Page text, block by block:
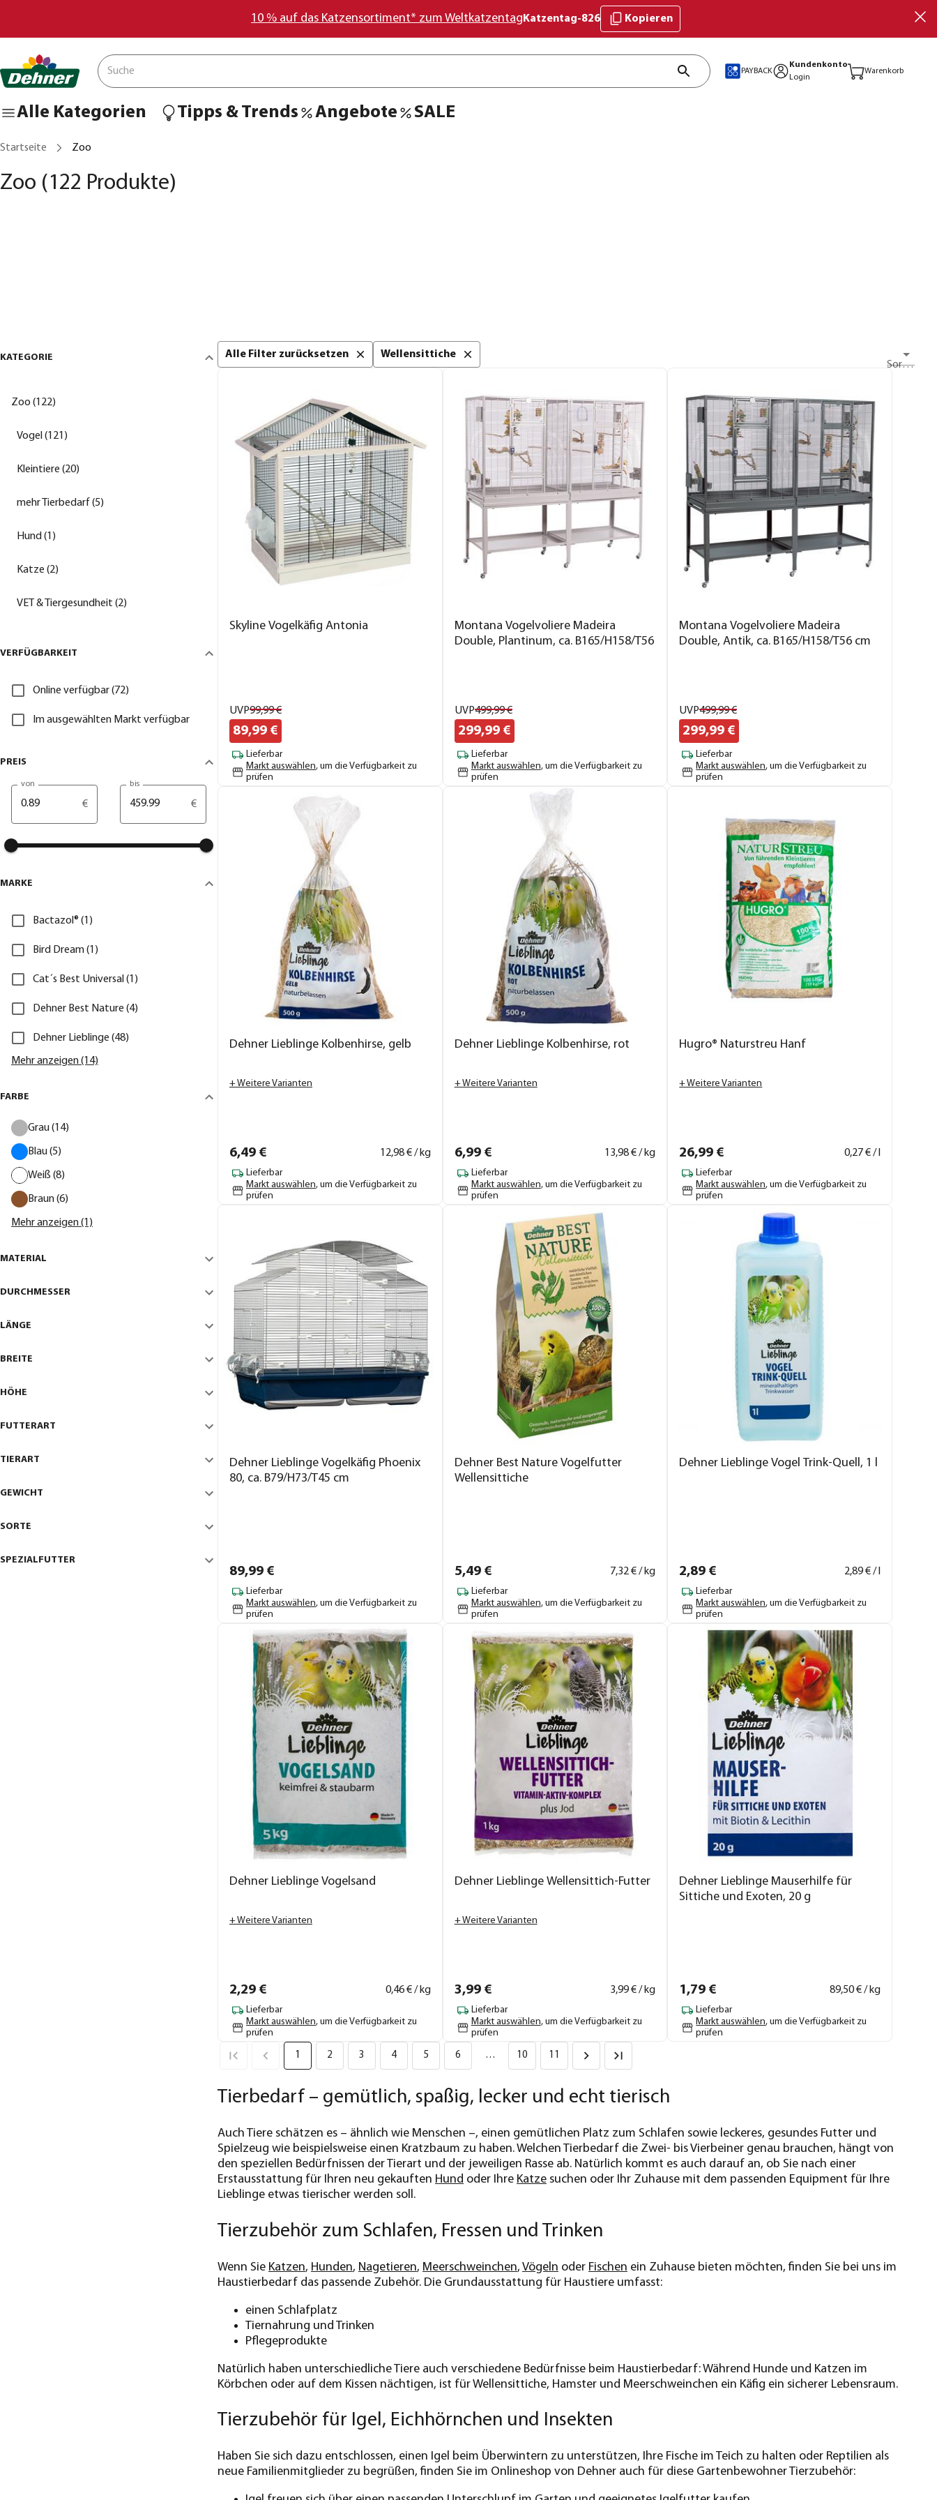
10 % auf das Katzensortiment* zum Weltkatzentag Katzentag-826 Kopieren
PAYBACK
Kundenkonto
Login
Warenkorb
Alle Kategorien Tipps & Trends Angebote SALE
Startseite Zoo
Zoo (122 Produkte)
KATEGORIE
Zoo (122)
Vogel (121)
Kleintiere (20)
mehr Tierbedarf (5)
Hund (1)
Katze (2)
VET & Tiergesundheit (2)
VERFÜGBARKEIT
Online verfügbar (72)
Im ausgewählten Markt verfügbar
PREIS
von
€
bis
€
MARKE
Bactazol® (1)
Bird Dream (1)
Cat´s Best Universal (1)
Dehner Best Nature (4)
Dehner Lieblinge (48)
Mehr anzeigen (14)
FARBE
Grau (14)
Blau (5)
Weiß (8)
Braun (6)
Mehr anzeigen (1)
MATERIAL
DURCHMESSER
LÄNGE
BREITE
HÖHE
FUTTERART
TIERART
GEWICHT
SORTE
SPEZIALFUTTER
Alle Filter zurücksetzen
Wellensittiche
Sortieren nach
Skyline Vogelkäfig Antonia
UVP99,99€
89,99 €
Lieferbar
Markt auswählen, um die Verfügbarkeit zu
prüfen
Montana Vogelvoliere Madeira
Double, Plantinum, ca. B165/H158/T56
UVP499,99€
299,99€
Lieferbar
Markt auswählen, um die Verfügbarkeit zu
prüfen
Montana Vogelvoliere Madeira
Double, Antik, ca. B165/H158/T56 cm
UVP499,99€
299,99 €
Lieferbar
Markt auswählen, um die Verfügbarkeit zu
prüfen
Dehner Lieblinge Kolbenhirse, gelb
+ Weitere Varianten
6,49 € 12,98€ / kg
Lieferbar
Markt auswählen, um die Verfügbarkeit zu
prüfen
Dehner Lieblinge Kolbenhirse, rot
+ Weitere Varianten
6,99€ 13,98€ / kg
Lieferbar
Markt auswählen, um die Verfügbarkeit zu
prüfen
Hugro® Naturstreu Hanf
+ Weitere Varianten
26,99 € 0,27€ / l
Lieferbar
Markt auswählen, um die Verfügbarkeit zu
prüfen
Dehner Lieblinge Vogelkäfig Phoenix
80, ca. B79/H73/T45 cm
89,99 €
Lieferbar
Markt auswählen, um die Verfügbarkeit zu
prüfen
Dehner Best Nature Vogelfutter
Wellensittiche
5,49€ 7,32€ / kg
Lieferbar
Markt auswählen, um die Verfügbarkeit zu
prüfen
Dehner Lieblinge Vogel Trink-Quell, 1 l
2,89 € 2,89€ / l
Lieferbar
Markt auswählen, um die Verfügbarkeit zu
prüfen
Dehner Lieblinge Vogelsand
+ Weitere Varianten
2,29 € 0,46€ / kg
Lieferbar
Markt auswählen, um die Verfügbarkeit zu
prüfen
Dehner Lieblinge Wellensittich-Futter
+ Weitere Varianten
3,99€ 3,99€ / kg
Lieferbar
Markt auswählen, um die Verfügbarkeit zu
prüfen
Dehner Lieblinge Mauserhilfe für
Sittiche und Exoten, 20 g
1,79 € 89,50€ / kg
Lieferbar
Markt auswählen, um die Verfügbarkeit zu
prüfen
1 2 3 4 5 6 … 10 11
Tierbedarf – gemütlich, spaßig, lecker und echt tierisch
Auch Tiere schätzen es – ähnlich wie Menschen –, einen gemütlichen Platz zum Schlafen sowie leckeres, gesundes Futter und
Spielzeug wie beispielsweise einen Kratzbaum zu haben. Welchen Tierbedarf die Zwei- bis Vierbeiner genau brauchen, hängt von
den speziellen Bedürfnissen der Tierart und der jeweiligen Rasse ab. Natürlich kommt es auch darauf an, ob Sie nach einer
Erstausstattung für Ihren neu gekauften Hund oder Ihre Katze suchen oder Ihr Zuhause mit dem passenden Equipment für Ihre
Lieblinge etwas tierischer werden soll.
Tierzubehör zum Schlafen, Fressen und Trinken
Wenn Sie Katzen, Hunden, Nagetieren, Meerschweinchen, Vögeln oder Fischen ein Zuhause bieten möchten, finden Sie bei uns im
Haustierbedarf das passende Zubehör. Die Grundausstattung für Haustiere umfasst:
einen Schlafplatz
Tiernahrung und Trinken
Pflegeprodukte
Natürlich haben unterschiedliche Tiere auch verschiedene Bedürfnisse beim Haustierbedarf: Während Hunde und Katzen im
Körbchen oder auf dem Kissen nächtigen, ist für Wellensittiche, Hamster und Meerschweinchen ein Käfig ein sicherer Lebensraum.
Tierzubehör für Igel, Eichhörnchen und Insekten
Haben Sie sich dazu entschlossen, einen Igel beim Überwintern zu unterstützen, Ihre Fische im Teich zu halten oder Reptilien als
neue Familienmitglieder zu begrüßen, finden Sie im Onlineshop von Dehner auch für diese Gartenbewohner Tierzubehör: